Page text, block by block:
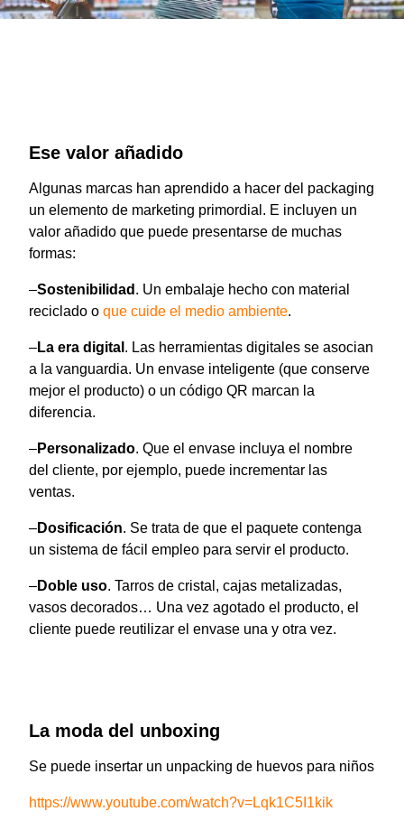
Ese valor añadido
Algunas marcas han aprendido a hacer del packaging
un elemento de marketing primordial. E incluyen un
valor añadido que puede presentarse de muchas
formas:
–Sostenibilidad . Un embalaje hecho con material
reciclado o que cuide el medio ambiente.
–La era digital . Las herramientas digitales se asocian
a la vanguardia. Un envase inteligente (que conserve
mejor el producto) o un código QR marcan la
diferencia.
–Personalizado. Que el envase incluya el nombre
del cliente, por ejemplo, puede incrementar las
ventas.
–Dosificación. Se trata de que el paquete contenga
un sistema de fácil empleo para servir el producto.
–Doble uso. Tarros de cristal, cajas metalizadas,
vasos decorados… Una vez agotado el producto, el
cliente puede reutilizar el envase una y otra vez.
La moda del unboxing
Se puede insertar un unpacking de huevos para niños
https://www.youtube.com/watch?v=Lqk1C5I1kik